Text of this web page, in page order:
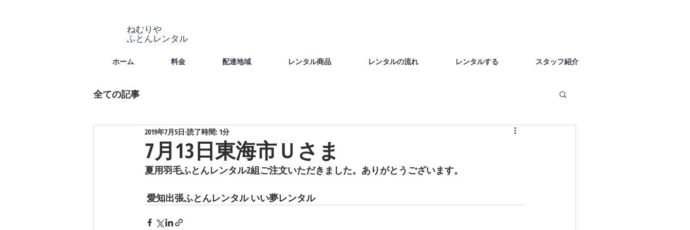
ホーム 料金 配達地域 レンタル商品 レンタルの流れ レンタルする スタッフ紹介
ねむりや
​ふとんレンタル
全ての記事
7月13日東海市Ｕさま
2019年7月5日 読了時間: 1分
夏用羽毛ふとんレンタル2組ご注文いただきました。ありがとうございます。
愛知出張ふとんレンタル いい夢レンタル